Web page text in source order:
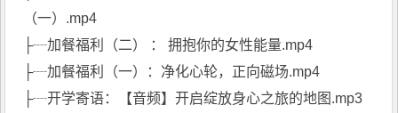
（一）.mp4
├┈加餐福利（二） ： 拥抱你的女性能量.mp4
├┈加餐福利（一）：净化心轮，正向磁场.mp4
├┈开学寄语：【音频】开启绽放身心之旅的地图.mp3